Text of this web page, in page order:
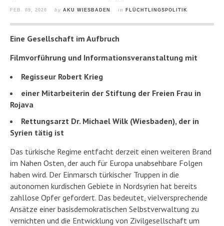
FEB. 09, 2020 by AKU WIESBADEN in FLÜCHTLINGSPOLITIK
Eine Gesellschaft im Aufbruch
Filmvorführung und Informationsveranstaltung mit
Regisseur Robert Krieg
einer Mitarbeiterin der Stiftung der Freien Frau in
Rojava
Rettungsarzt Dr. Michael Wilk (Wiesbaden), der in
Syrien tätig ist
Das türkische Regime entfacht derzeit einen weiteren Brand
im Nahen Osten, der auch für Europa unabsehbare Folgen
haben wird. Der Einmarsch türkischer Truppen in die
autonomen kurdischen Gebiete in Nordsyrien hat bereits
zahllose Opfer gefordert. Das bedeutet, vielversprechende
Ansätze einer basisdemokratischen Selbstverwaltung zu
vernichten und die Entwicklung von Zivilgesellschaft um